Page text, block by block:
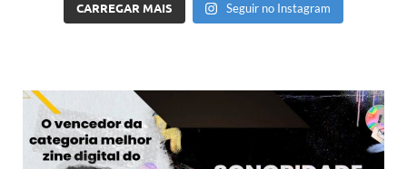
CARREGAR MAIS Seguir no Instagram